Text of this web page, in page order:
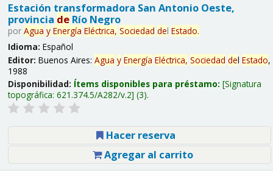
Estación transformadora San Antonio Oeste,
provincia deRío Negro
por Agua y Energía Eléctrica, Sociedad del Estado.
Idioma: Español
Editor: Buenos Aires: Agua y Energía Eléctrica, Sociedad del Estado,
1988
Disponibilidad: Ítems disponibles para préstamo: Signatura
topográfica: 621.374.5/A282/v.2 (3).
Hacer reserva
Agregar al carrito